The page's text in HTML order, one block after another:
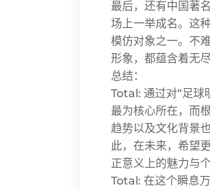
最后，还有中国著
场上一举成名。这
模仿对象之一。不
形象，都蕴含着无
总结：
Total: 通过对“足球
最为核心所在，而
趋势以及文化背景
此，在未来，希望
正意义上的魅力与
Total: 在这个瞬息